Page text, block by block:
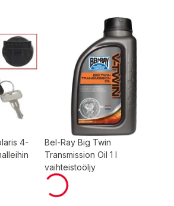
4-
Bel-Ray Big Twin
Transmission Oil 1 l
vaihteistoöljy